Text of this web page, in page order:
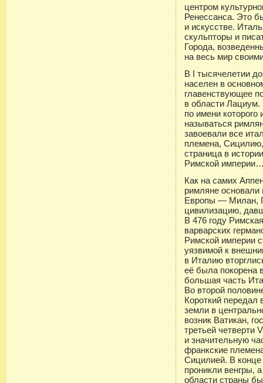
центром
Ренессанса. Это
и искусстве.
скульпторы и
Города,
на весь мир
В I тысячелетии
населен в
главенствующее
в области
по имени
называться
завоевали все
племена,
страница в
Римской
Как на самих
римляне основали
Европы — Милан,
цивилизацию,
В 476 году
варварских
Римской империи
уязвимой к
в Италию
её была покорена
большая часть
Во второй
Короткий передал
земли в
возник Ватикан,
третьей четверти
и значительную
франкские
Сицилией. В конце
проникли венгры,
области страны